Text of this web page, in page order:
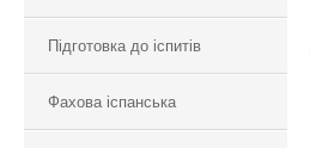
Підготовка до іспитів
Фахова іспанська